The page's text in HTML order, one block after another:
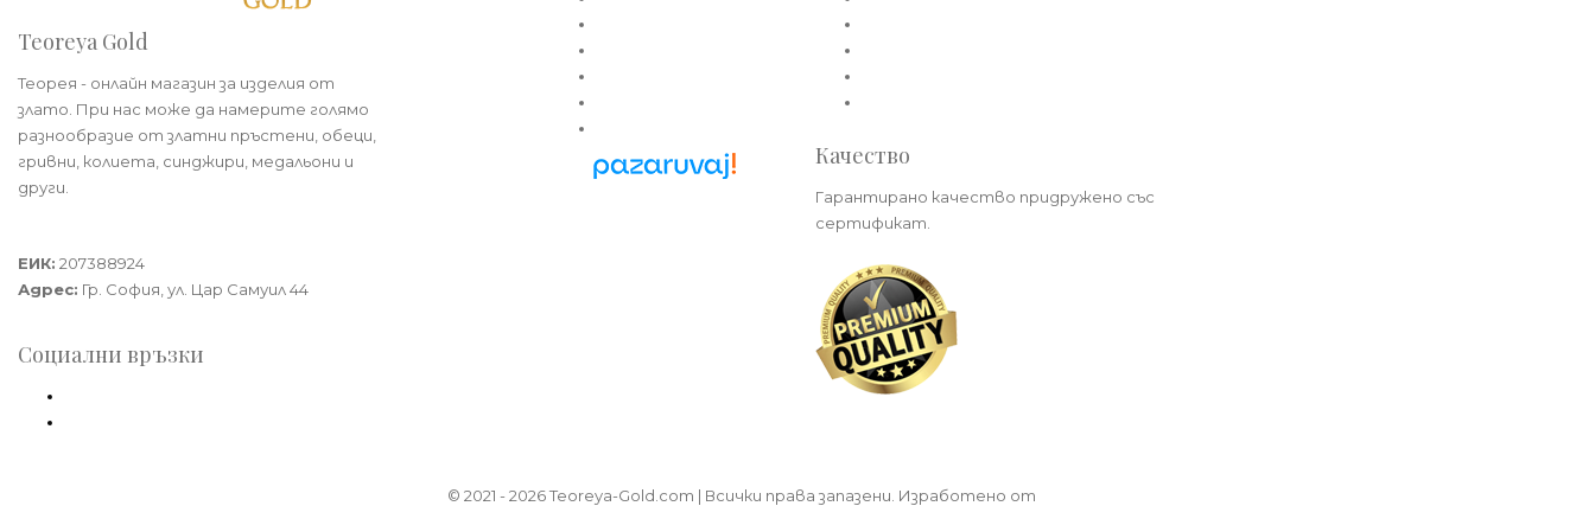
Teoreya Gold
Теорея - онлайн магазин за изделия от
злато. При нас може да намерите голямо
разнообразие от златни пръстени, обеци,
гривни, колиета, синджири, медальони и
други.
ЕИК: 207388924
Адрес: Гр. София, ул. Цар Самуил 44
Социални връзки
Качество
Гарантирано качество придружено със
сертификат.
© 2021 - 2026 Teoreya-Gold.com | Всички права запазени. Изработено от